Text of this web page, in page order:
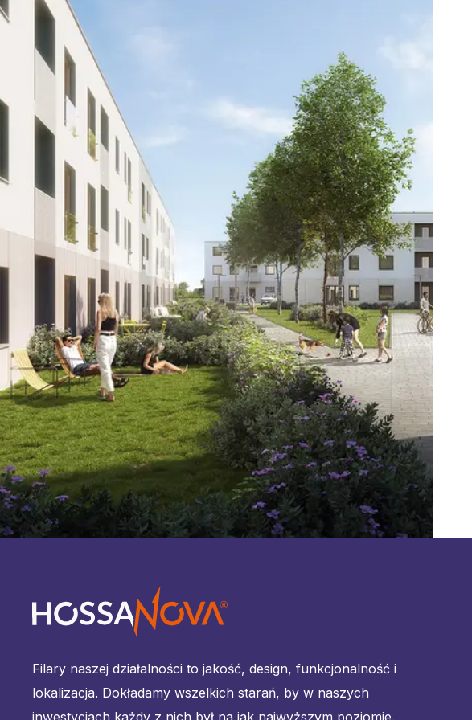
Filary naszej działalności to jakość, design, funkcjonalność i
lokalizacja. Dokładamy wszelkich starań, by w naszych